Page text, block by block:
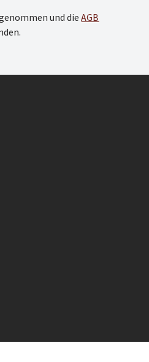
und dieAGB